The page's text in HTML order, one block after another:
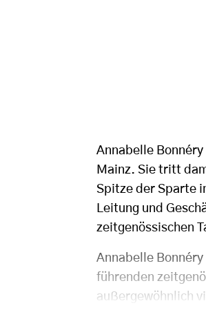
Annabelle
Mainz. Sie tritt
Spitze der Sparte
Leitung und
zeitgenössischen
Annabelle
führenden
außergewöhnlich